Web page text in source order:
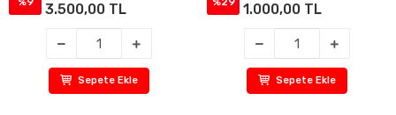
3.500,00 TL
Sepete Ekle
1.000,00 TL
Sepete Ekle